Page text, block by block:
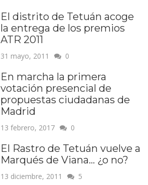
El distrito de Tetuán acoge
la entrega de los premios
ATR 2011
31 mayo, 2011 0
En marcha la primera
votación presencial de
propuestas ciudadanas de
Madrid
13 febrero, 2017 0
El Rastro de Tetuán vuelve a
Marqués de Viana… ¿o no?
13 diciembre, 2011 5